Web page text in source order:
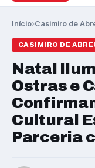
Início›Casimiro de
CASIMIRO DE
Natal
Ostras e
Cultural
Parceria